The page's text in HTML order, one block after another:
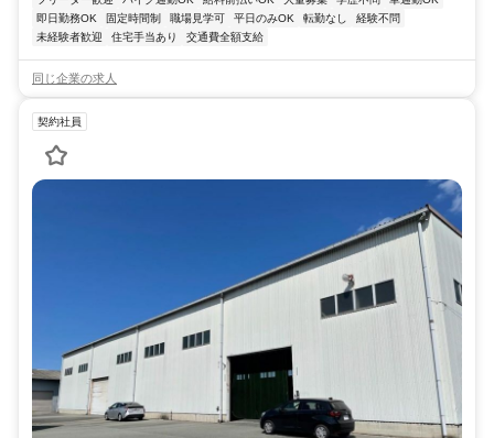
即日勤務OK
固定時間制 職場見学可 平日のみOK 転勤なし
経験不問
未経験者歓迎
住宅手当あり 交通費全額支給
同じ企業の求人
契約社員